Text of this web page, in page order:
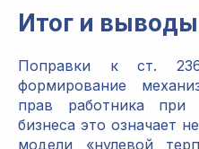
Итог и выводы
Поправки к ст.
формирование
прав работника при
бизнеса это означает
модели «нулевой